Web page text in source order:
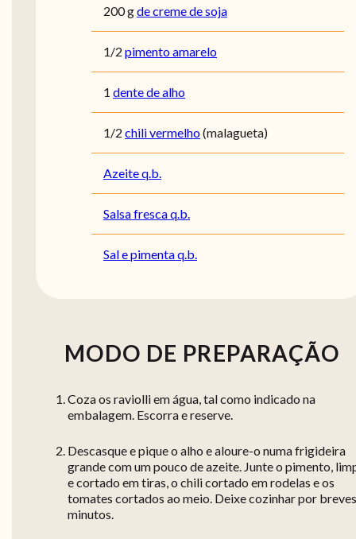
200gde creme de soja
1/2 pimento amarelo
1 dente de alho
1/2 chili vermelho(malagueta)
Azeite q.b.
Salsa fresca q.b.
Sal e pimenta q.b.
MODO DE PREPARAÇÃO
Coza os raviolli em água, tal como indicado na
embalagem. Escorra e reserve.
Descasque e pique o alho e aloure-o numa frigideira
grande com um pouco de azeite. Junte o pimento,
e cortado em tiras, o chili cortado em rodelas e os
tomates cortados ao meio. Deixe cozinhar por breves
minutos.